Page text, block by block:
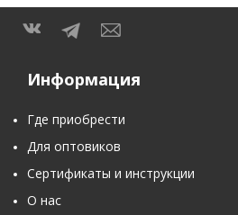
Информация
Где приобрести
Для оптовиков
Сертификаты и инструкции
О нас